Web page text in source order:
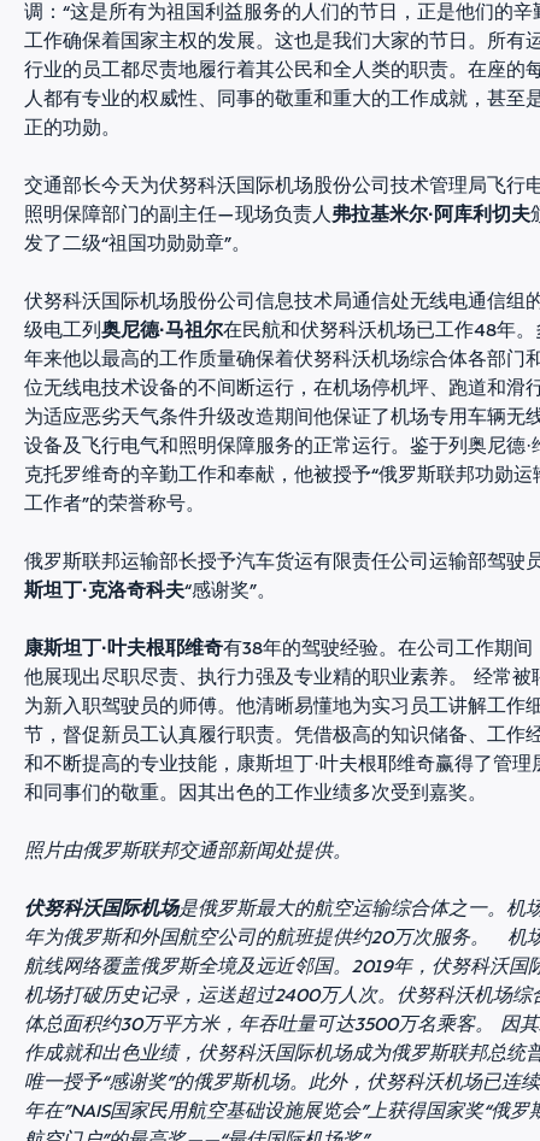
调：“这是所有为祖国利益服务的人们的节日，正是他们的辛
工作确保着国家主权的发展。这也是我们大家的节日。所有
行业的员工都尽责地履行着其公民和全人类的职责。在座的
人都有专业的权威性、同事的敬重和重大的工作成就，甚至
正的功勋。
交通部长今天为伏努科沃国际机场股份公司技术管理局飞行
照明保障部门的副主任—现场负责人 弗拉基米尔·阿库利切夫
发了二级“祖国功勋勋章”。
伏努科沃国际机场股份公司信息技术局通信处无线电通信组
级电工列 奥尼德·马祖尔在民航和伏努科沃机场已工作48年。
年来他以最高的工作质量确保着伏努科沃机场综合体各部门
位无线电技术设备的不间断运行，在机场停机坪、跑道和滑
为适应恶劣天气条件升级改造期间他保证了机场专用车辆无
设备及飞行电气和照明保障服务的正常运行。鉴于列奥尼德·
克托罗维奇的辛勤工作和奉献，他被授予“俄罗斯联邦功勋运
工作者”的荣誉称号。
俄罗斯联邦运输部长授予汽车货运有限责任公司运输部驾驶
斯坦丁·克洛奇科夫“感谢奖”。
康斯坦丁·叶夫根耶维奇有38年的驾驶经验。在公司工作期间
他展现出尽职尽责、执行力强及专业精的职业素养。 经常被
为新入职驾驶员的师傅。他清晰易懂地为实习员工讲解工作
节，督促新员工认真履行职责。凭借极高的知识储备、工作
和不断提高的专业技能，康斯坦丁·叶夫根耶维奇赢得了管理
和同事们的敬重。因其出色的工作业绩多次受到嘉奖。
照片由俄罗斯联邦交通部新闻处提供。
伏努科沃国际机场是俄罗斯最大的航空运输综合体之一。机
年为俄罗斯和外国航空公司的航班提供约20万次服务。 机
航线网络覆盖俄罗斯全境及远近邻国。2019年，伏努科沃国
机场打破历史记录，运送超过2400万人次。伏努科沃机场综
体总面积约30万平方米，年吞吐量可达3500万名乘客。 因
作成就和出色业绩，伏努科沃国际机场成为俄罗斯联邦总统
唯一授予“感谢奖”的俄罗斯机场。此外，伏努科沃机场已连
年在”NAIS国家民用航空基础设施展览会”上获得国家奖“俄罗